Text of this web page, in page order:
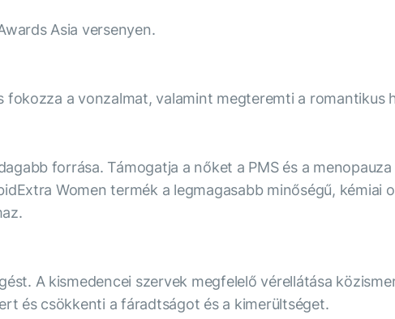
Asia versenyen.
a vonzalmat, valamint megteremti a romantikus
forrása. Támogatja a nőket a PMS és a
Women termék a legmagasabb minőségű, kémiai
A kismedencei szervek megfelelő vérellátása
és csökkenti a fáradtságot és a kimerültséget.